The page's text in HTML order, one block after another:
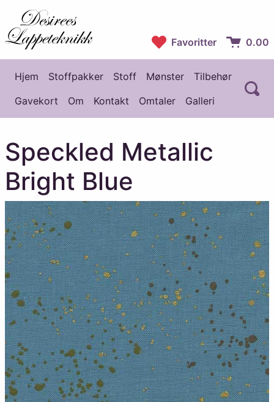
Desirees Lappeteknikk
Favoritter 0.00
Hovedmeny
Hjem Stoffpakker Stoff Mønster
Tilbehør
Gavekort
Om Kontakt Omtaler Galleri
Speckled Metallic
Bright Blue